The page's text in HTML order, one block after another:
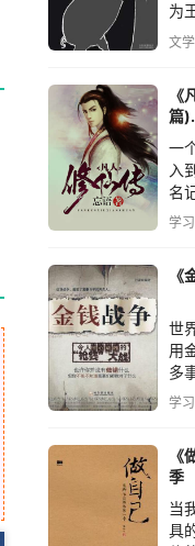
为
文
《
篇).
一
入
名
学
《
世
用
多
学
《
季
当
具